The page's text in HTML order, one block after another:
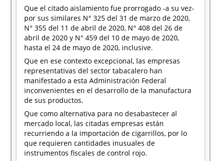
Que el citado aislamiento fue prorrogado -a su vez-
por sus similares N° 325 del 31 de marzo de 2020,
N° 355 del 11 de abril de 2020, N° 408 del 26 de
abril de 2020 y N° 459 del 10 de mayo de 2020,
hasta el 24 de mayo de 2020, inclusive.
Que en ese contexto excepcional, las empresas
representativas del sector tabacalero han
manifestado a esta Administración Federal
inconvenientes en el desarrollo de la manufactura
de sus productos.
Que como alternativa para no desabastecer al
mercado local, las citadas empresas están
recurriendo a la importación de cigarrillos, por lo
que requieren cantidades inusuales de
instrumentos fiscales de control rojo.